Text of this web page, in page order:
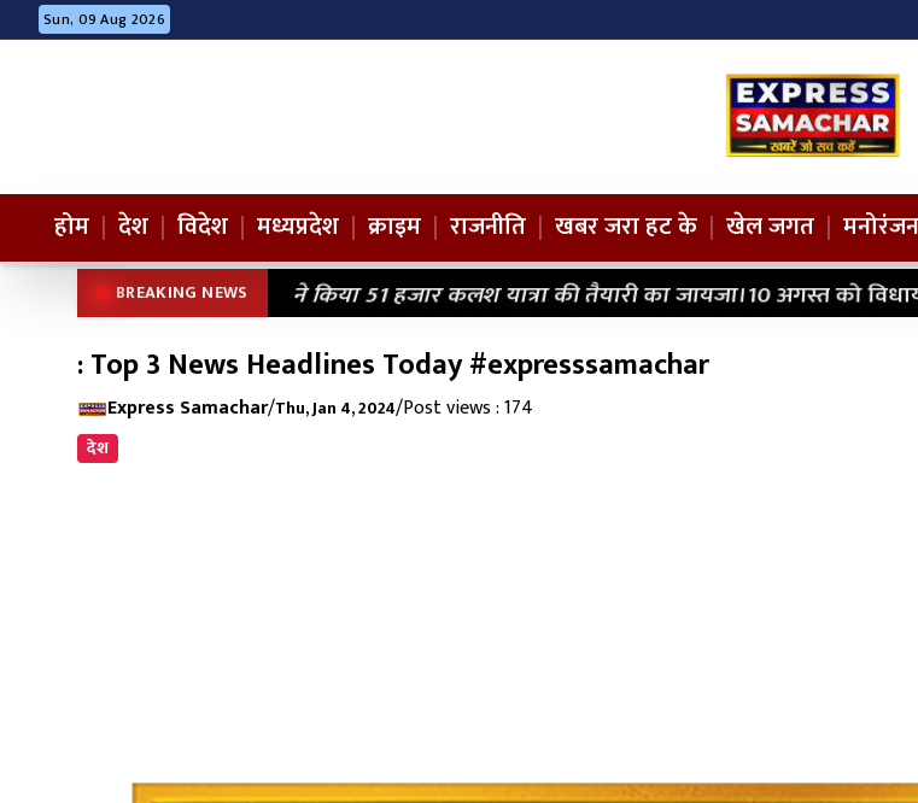
Sun, 09 Aug 2026
होम | देश | विदेश | मध्यप्रदेश | क्राइम | राजनीति | खबर जरा हट के | खेल जगत | मनोरंजन
BREAKING NEWS ने किया 51 हजार कलश यात्रा की तैयारी का जायजा।10 अगस्त को
: Top 3 News Headlines Today #expresssamachar
Express Samachar/Thu, Jan 4, 2024/Post views : 174
देश